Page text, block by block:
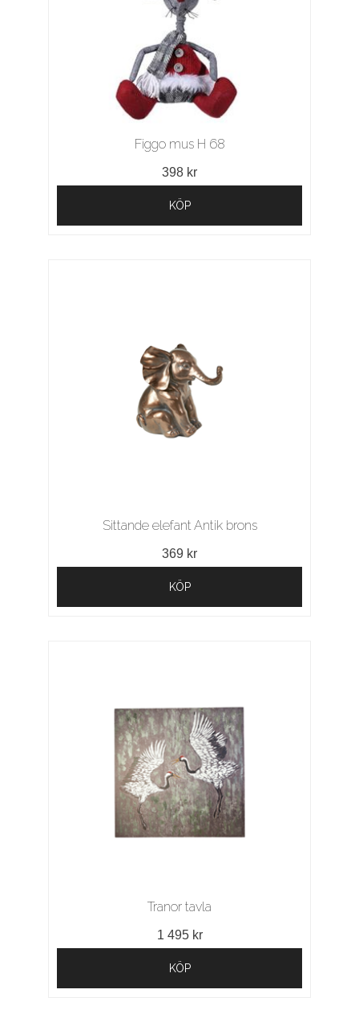
Figgo mus H 68
398 kr
KÖP
Sittande elefant Antik brons
369 kr
KÖP
Tranor tavla
1 495 kr
KÖP